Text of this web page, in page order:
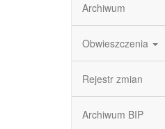
Archiwum
Obwieszczenia
Rejestr zmian
Archiwum BIP